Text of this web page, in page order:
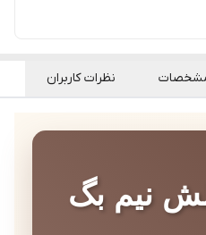
نظرات کاربران
نیم بگ